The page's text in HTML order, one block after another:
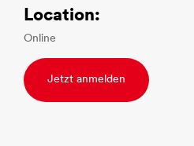
Location:
Online
Jetzt anmelden